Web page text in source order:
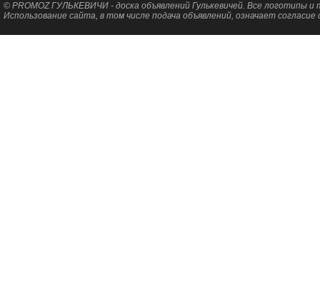
© PROMOZ ГУЛЬКЕВИЧИ - доска объявлений Гулькевичей. Все логотипы
Использование сайта, в том числе подача объявлений, означает